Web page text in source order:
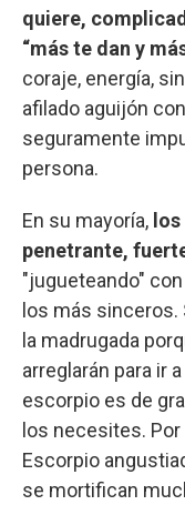
quiere,
“más te dan y
coraje, energía,
afilado aguijón
seguramente
persona.
En su mayoría,
penetrante,
"jugueteando"
los más sinceros.
la madrugada
arreglarán para ir
escorpio es de
los necesites.
Escorpio
se mortifican